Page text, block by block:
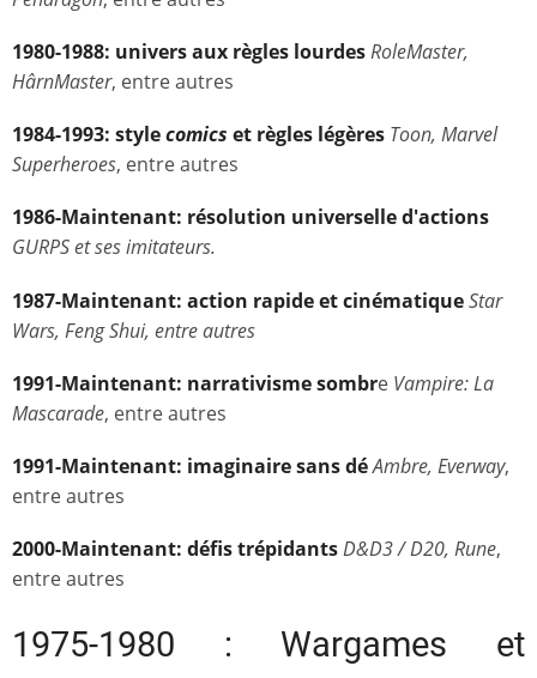
1980-1988: univers aux règles lourdesRoleMaster,
HârnMaster, entre autres
1984-1993: stylecomics et règles légères Toon, Marvel
Superheroes, entre autres
1986-Maintenant: résolution universelled'actions
GURPS et ses imitateurs.
1987-Maintenant: action rapide et cinématiqueStar
Wars, Feng Shui, entre autres
1991-Maintenant: narrativisme sombre Vampire: La
Mascarade, entre autres
1991-Maintenant: imaginaire sans déAmbre, Everway,
entre autres
2000-Maintenant: défis trépidantsD&D3 / D20, Rune,
entre autres
1975-1980 : Wargames et